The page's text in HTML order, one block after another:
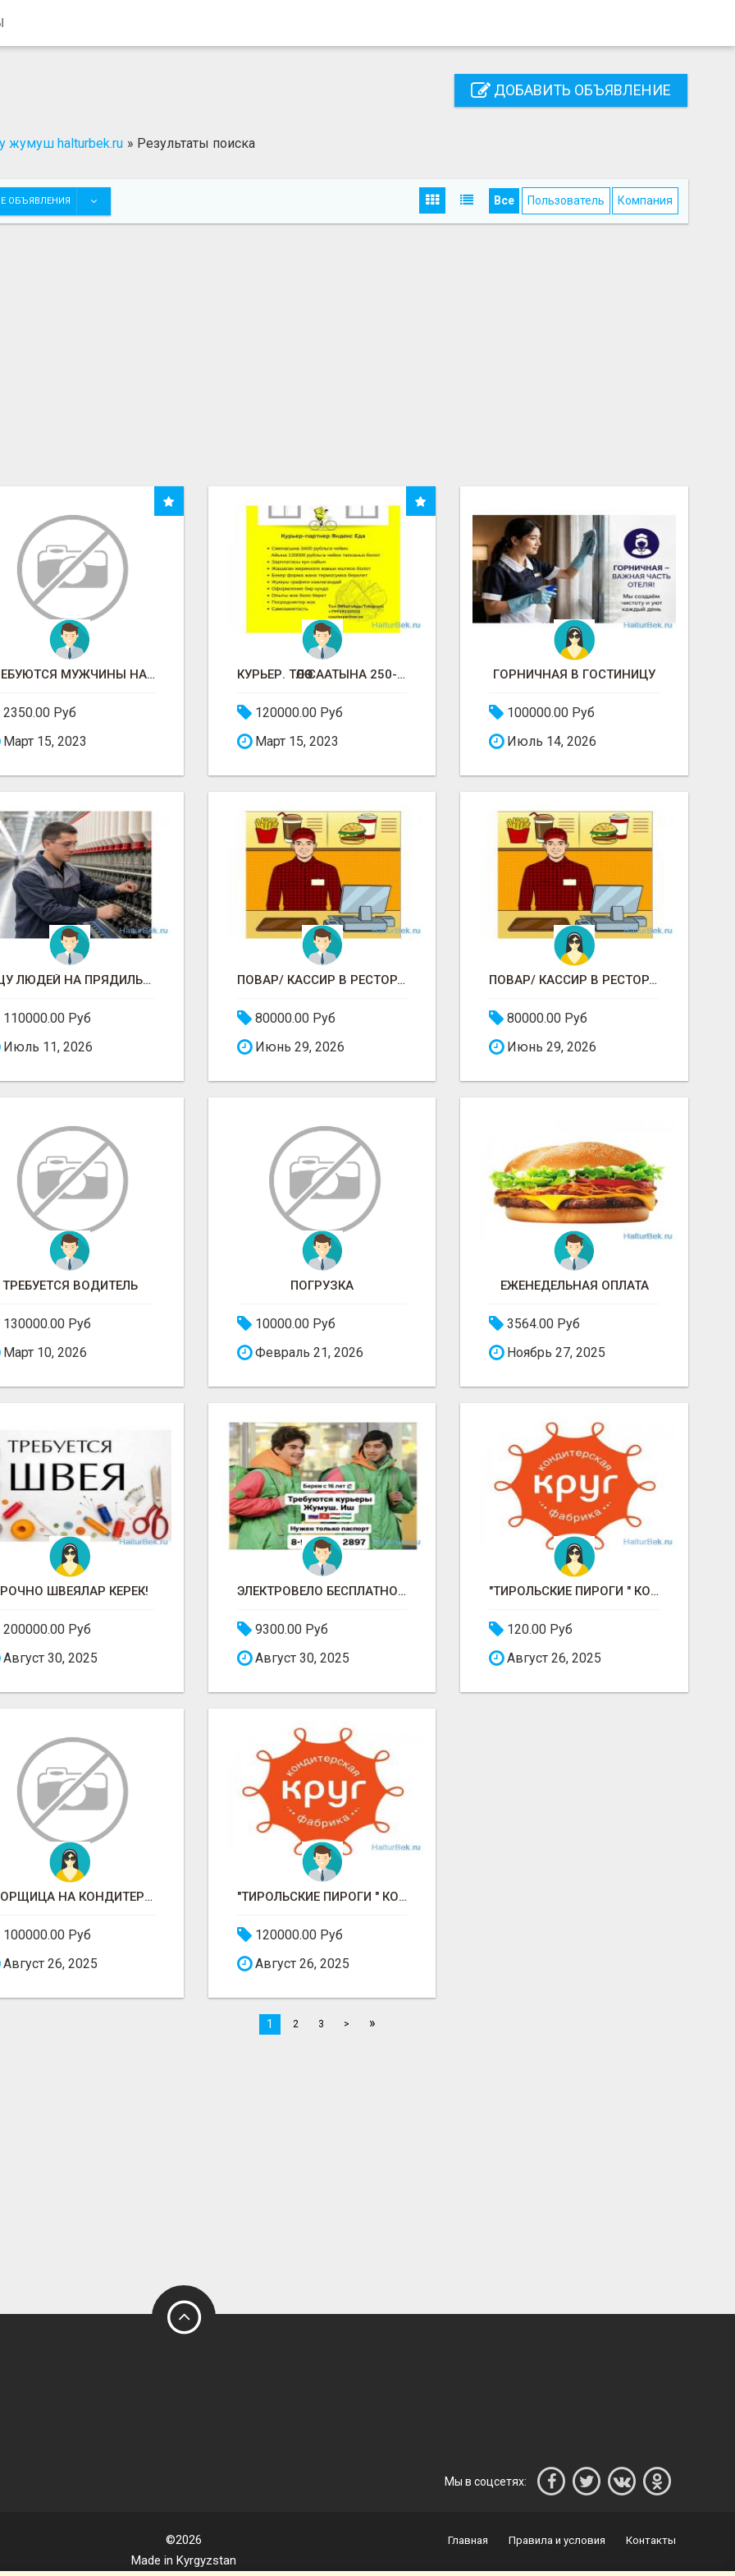
ДОБАВИТЬ ОБЪЯВЛЕНИЕ
жумуш halturbek.ru » Результаты поиска
ОБЪЯВЛЕНИЯ Все Пользователь Компания
ТРЕБУЮТСЯ МУЖЧИНЫ НА УПАКОВКУ
2350.00 Руб
Март 15, 2023
КУРЬЕР. ТӨЛӨӨ СААТЫНА 250-700 РУБЛ. ЖУМУШ ГРАФИГИ СВОБОДНЫЙ. БЕЗ ОПЫТА АЛАБЫЗ. ҮЙДҮН ЖАНЫНДА.
120000.00 Руб
Март 15, 2023
ГОРНИЧНАЯ В ГОСТИНИЦУ
100000.00 Руб
Июль 14, 2026
ИЩУ ЛЮДЕЙ НА ПРЯДИЛЬНОЕ ПРОИЗВОДСТВО В ЖИЛИНО-2 (ЛЮБЕРЦЫ), ФАБРИКА «ПЕХОРСКИЙ ТЕКСТИЛЬ»
110000.00 Руб
Июль 11, 2026
ПОВАР/ КАССИР В РЕСТОРАНЕ РОСТИКС (КФС)
80000.00 Руб
Июнь 29, 2026
ПОВАР/ КАССИР В РЕСТОРАНЕ РОСТИКС (КФС)
80000.00 Руб
Июнь 29, 2026
ТРЕБУЕТСЯ ВОДИТЕЛЬ
130000.00 Руб
Март 10, 2026
ПОГРУЗКА
10000.00 Руб
Февраль 21, 2026
ЕЖЕНЕДЕЛЬНАЯ ОПЛАТА
3564.00 Руб
Ноябрь 27, 2025
ШВЕЯЛАР КЕРЕК!
200000.00 Руб
Август 30, 2025
ЭЛЕКТРОВЕЛО БЕСПЛАТНО / ПЕШИЙ, ВЕЛО, АВТО / БЕРЕМ БЕЗ ДОКУМЕНТОВ / ЛЮБОЙ РАЙОН / С 16 ЛЕТ
9300.00 Руб
Август 30, 2025
"ТИРОЛЬСКИЕ ПИРОГИ " КОНДИТЕРСКАЯ ФАБРИКА "КРУГ "
120.00 Руб
Август 26, 2025
УБОРЩИЦА НА КОНДИТЕРСКОЕ ПРОИЗВОДСТВО (МАРЬИНО/КУРЬЯНОВО)
100000.00 Руб
Август 26, 2025
"ТИРОЛЬСКИЕ ПИРОГИ " КОНДИТЕРСКАЯ ФАБРИКА "КРУГ "
120000.00 Руб
Август 26, 2025
1 2 3 > »
Мы в соцсетях:
©2026
Made in Kyrgyzstan
Главная Правила и условия Контакты